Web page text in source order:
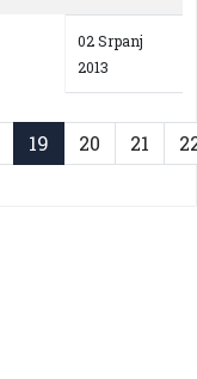
02 Srpanj
2013
Stranica 19 od 29
19 20 21